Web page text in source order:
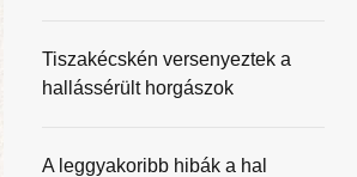
Tiszakécskén versenyeztek a
hallássérült horgászok
A leggyakoribb hibák a hal